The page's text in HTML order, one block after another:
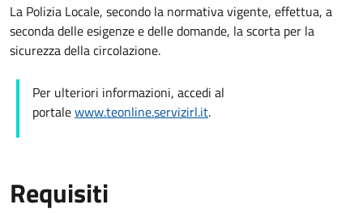
La Polizia Locale, secondo la normativa vigente, effettua, a
seconda delle esigenze e delle domande, la scorta per la
sicurezza della circolazione.
Per ulteriori informazioni, accedi al
portalewww.teonline.servizirl.it.
Requisiti